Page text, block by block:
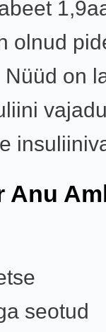
olnud
on
Anu
seotud